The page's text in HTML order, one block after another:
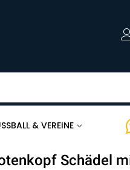
& VEREINE
Schädel